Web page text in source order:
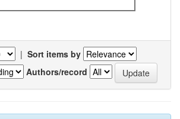
| Sort items by
Authors/record